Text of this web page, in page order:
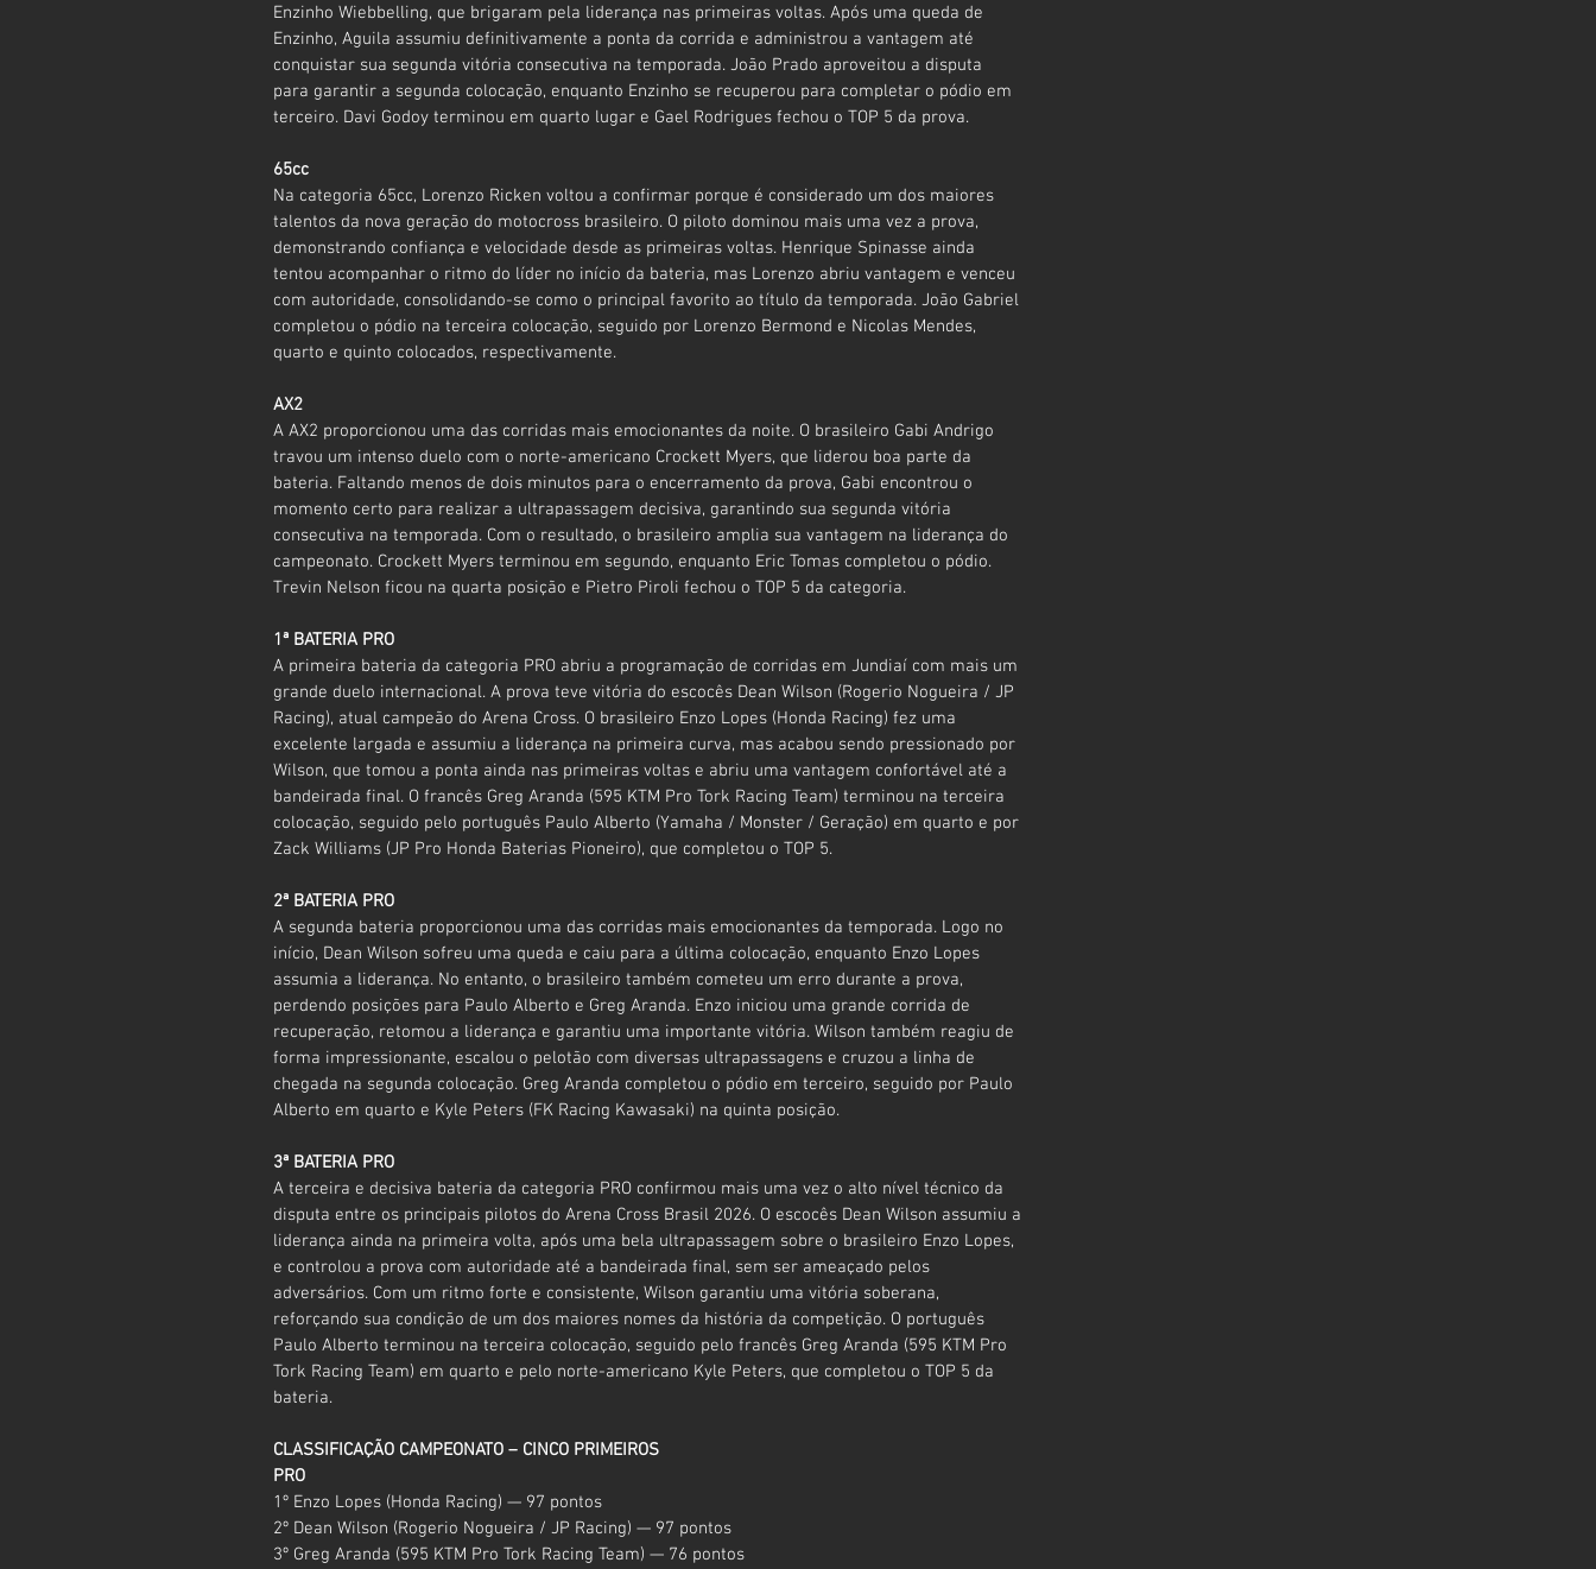
Enzinho Wiebbelling, que brigaram pela liderança nas primeiras voltas. Após uma queda de
Enzinho, Aguila assumiu definitivamente a ponta da corrida e administrou a vantagem até
conquistar sua segunda vitória consecutiva na temporada. João Prado aproveitou a disputa
para garantir a segunda colocação, enquanto Enzinho se recuperou para completar o pódio em
terceiro. Davi Godoy terminou em quarto lugar e Gael Rodrigues fechou o TOP 5 da prova.
65cc
Na categoria 65cc, Lorenzo Ricken voltou a confirmar porque é considerado um dos maiores
talentos da nova geração do motocross brasileiro. O piloto dominou mais uma vez a prova,
demonstrando confiança e velocidade desde as primeiras voltas. Henrique Spinasse ainda
tentou acompanhar o ritmo do líder no início da bateria, mas Lorenzo abriu vantagem e venceu
com autoridade, consolidando-se como o principal favorito ao título da temporada. João Gabriel
completou o pódio na terceira colocação, seguido por Lorenzo Bermond e Nicolas Mendes,
quarto e quinto colocados, respectivamente.
AX2
A AX2 proporcionou uma das corridas mais emocionantes da noite. O brasileiro Gabi Andrigo
travou um intenso duelo com o norte-americano Crockett Myers, que liderou boa parte da
bateria. Faltando menos de dois minutos para o encerramento da prova, Gabi encontrou o
momento certo para realizar a ultrapassagem decisiva, garantindo sua segunda vitória
consecutiva na temporada. Com o resultado, o brasileiro amplia sua vantagem na liderança do
campeonato. Crockett Myers terminou em segundo, enquanto Eric Tomas completou o pódio.
Trevin Nelson ficou na quarta posição e Pietro Piroli fechou o TOP 5 da categoria.
1ª BATERIA PRO
A primeira bateria da categoria PRO abriu a programação de corridas em Jundiaí com mais um
grande duelo internacional. A prova teve vitória do escocês Dean Wilson (Rogerio Nogueira / JP
Racing), atual campeão do Arena Cross. O brasileiro Enzo Lopes (Honda Racing) fez uma
excelente largada e assumiu a liderança na primeira curva, mas acabou sendo pressionado por
Wilson, que tomou a ponta ainda nas primeiras voltas e abriu uma vantagem confortável até a
bandeirada final. O francês Greg Aranda (595 KTM Pro Tork Racing Team) terminou na terceira
colocação, seguido pelo português Paulo Alberto (Yamaha / Monster / Geração) em quarto e por
Zack Williams (JP Pro Honda Baterias Pioneiro), que completou o TOP 5.
2ª BATERIA PRO
A segunda bateria proporcionou uma das corridas mais emocionantes da temporada. Logo no
início, Dean Wilson sofreu uma queda e caiu para a última colocação, enquanto Enzo Lopes
assumia a liderança. No entanto, o brasileiro também cometeu um erro durante a prova,
perdendo posições para Paulo Alberto e Greg Aranda. Enzo iniciou uma grande corrida de
recuperação, retomou a liderança e garantiu uma importante vitória. Wilson também reagiu de
forma impressionante, escalou o pelotão com diversas ultrapassagens e cruzou a linha de
chegada na segunda colocação. Greg Aranda completou o pódio em terceiro, seguido por Paulo
Alberto em quarto e Kyle Peters (FK Racing Kawasaki) na quinta posição.
3ª BATERIA PRO
A terceira e decisiva bateria da categoria PRO confirmou mais uma vez o alto nível técnico da
disputa entre os principais pilotos do Arena Cross Brasil 2026. O escocês Dean Wilson assumiu a
liderança ainda na primeira volta, após uma bela ultrapassagem sobre o brasileiro Enzo Lopes,
e controlou a prova com autoridade até a bandeirada final, sem ser ameaçado pelos
adversários. Com um ritmo forte e consistente, Wilson garantiu uma vitória soberana,
reforçando sua condição de um dos maiores nomes da história da competição. O português
Paulo Alberto terminou na terceira colocação, seguido pelo francês Greg Aranda (595 KTM Pro
Tork Racing Team) em quarto e pelo norte-americano Kyle Peters, que completou o TOP 5 da
bateria.
CLASSIFICAÇÃO CAMPEONATO – CINCO PRIMEIROS
PRO
1º Enzo Lopes (Honda Racing) — 97 pontos
2º Dean Wilson (Rogerio Nogueira / JP Racing) — 97 pontos
3º Greg Aranda (595 KTM Pro Tork Racing Team) — 76 pontos